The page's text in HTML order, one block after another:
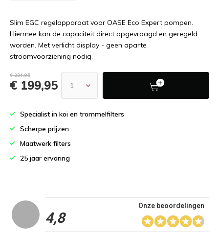
Slim EGC regelapparaat voor OASE Eco Expert pompen.
Hiermee kan de capaciteit direct opgevraagd en geregeld
worden. Met verlicht display - geen aparte
stroomvoorziening nodig.
€ 224,95
€ 199,95
Specialist in koi en trommelfilters
Scherpe prijzen
Maatwerk filters
25 jaar ervaring
4,8
Onze beoordelingen